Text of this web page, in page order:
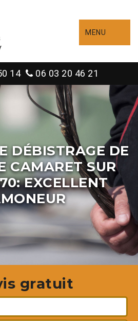
MENU
14 06 03 20 46 21
DÉBISTRAGE DE
CAMARET SUR
EXCELLENT
gratuit